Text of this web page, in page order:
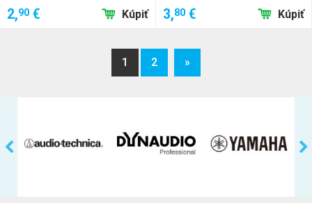
2,90 € Kúpiť 3,80 € Kúpiť
1 2 »